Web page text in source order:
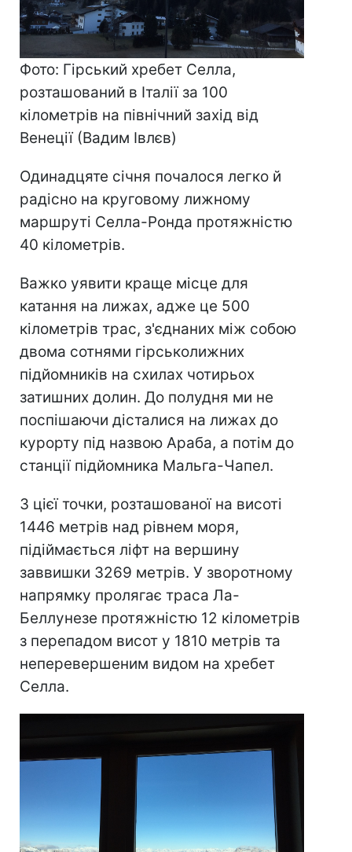
Фото: Гірський хребет Селла,
розташований в Італії за 100
кілометрів на північний захід від
Венеції (Вадим Івлєв)
Одинадцяте січня почалося легко й
радісно на круговому лижному
маршруті Селла-Ронда протяжністю
40 кілометрів.
Важко уявити краще місце для
катання на лижах, адже це 500
кілометрів трас, з'єднаних між собою
двома сотнями гірськолижних
підйомників на схилах чотирьох
затишних долин. До полудня ми не
поспішаючи дісталися на лижах до
курорту під назвою Араба, а потім до
станції підйомника Мальга-Чапел.
З цієї точки, розташованої на висоті
1446 метрів над рівнем моря,
підіймається ліфт на вершину
заввишки 3269 метрів. У зворотному
напрямку пролягає траса Ла-
Беллунезе протяжністю 12 кілометрів
з перепадом висот у 1810 метрів та
неперевершеним видом на хребет
Селла.